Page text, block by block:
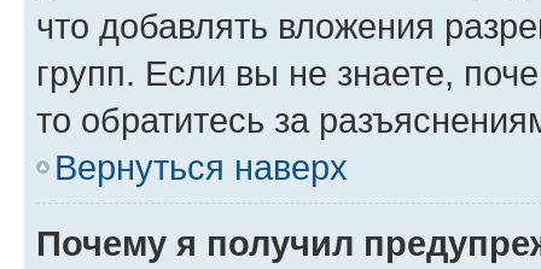
что добавлять вложения
групп. Если вы не знаете,
то обратитесь за
Вернуться наверх
Почему я получил